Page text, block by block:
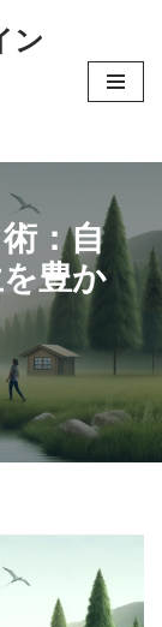
ン
：自
豊か